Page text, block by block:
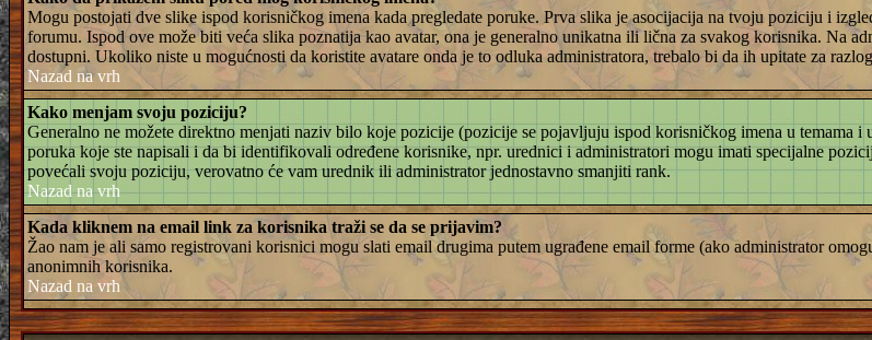
Mogu postojati dve slike ispod korisničkog imena kada pregledate poruke. Prva slika je asocijacija na tvoju poziciju i
forumu. Ispod ove može biti veća slika poznatija kao avatar, ona je generalno unikatna ili lična za svakog korisnika. Na
dostupni. Ukoliko niste u mogućnosti da koristite avatare onda je to odluka administratora, trebalo bi da ih upitate za
Nazad na vrh
Kako menjam svoju poziciju?
Generalno ne možete direktno menjati naziv bilo koje pozicije (pozicije se pojavljuju ispod korisničkog imena u
poruka koje ste napisali i da bi identifikovali određene korisnike, npr. urednici i administratori mogu imati specijalne
povećali svoju poziciju, verovatno će vam urednik ili administrator jednostavno smanjiti rank.
Nazad na vrh
Kada kliknem na email link za korisnika traži se da se prijavim?
Žao nam je ali samo registrovani korisnici mogu slati email drugima putem ugrađene email forme (ako administrator
anonimnih korisnika.
Nazad na vrh